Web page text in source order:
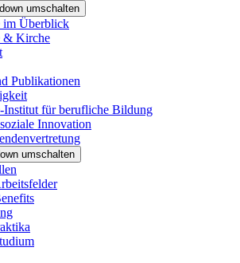
umschalten
im Überblick
& Kirche
Publikationen
Institut für berufliche Bildung
Innovation
umschalten